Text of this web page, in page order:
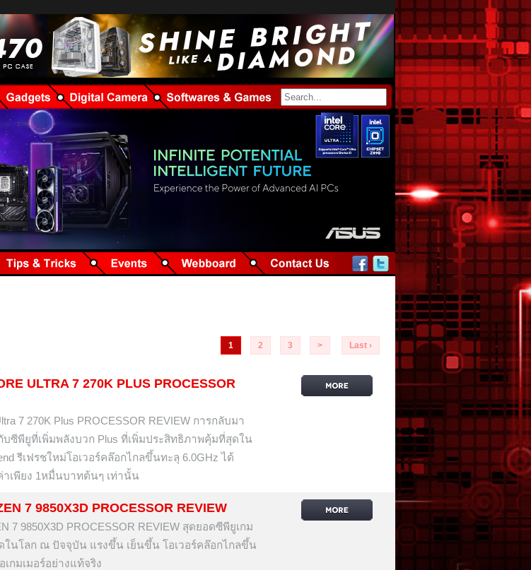
1 2 3 > Last ›
ULTRA 7 270K PLUS PROCESSOR
7 270K Plus PROCESSOR REVIEW การกลับมา
บซีพียูที่เพิ่มพลังบวก Plus ที่เพิ่มประสิทธิภาพคุ้มที่สุดใน
รีเฟรชใหม่โอเวอร์คล๊อกไกลขึ้นทะลุ 6.0GHz ได้
เพียง 1หมื่นบาทต้นๆ เท่านั้น
7 9850X3D PROCESSOR REVIEW
7 9850X3D PROCESSOR REVIEW สุดยอดซีพียูเกม
ในโลก ณ ปัจจุบัน แรงขึ้น เย็นขึ้น โอเวอร์คล๊อกไกลขึ้น
กมเมอร์อย่างแท้จริง